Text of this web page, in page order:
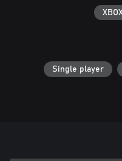
Single player